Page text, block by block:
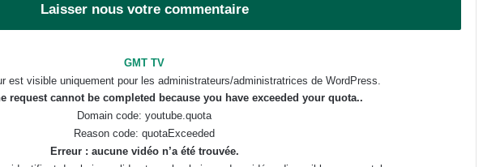
entreprises
Laisser nous votre commentaire
GMT TV
est visible uniquement pour les administrateurs/administratrices de WordPress.
request cannot be completed because you have exceeded your quota..
Domain code: youtube.quota
Reason code: quotaExceeded
Erreur : aucune vidéo n’a été trouvée.